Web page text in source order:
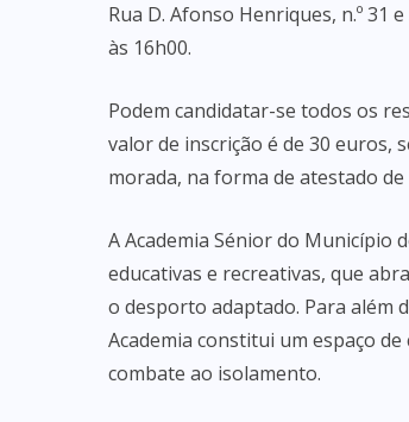
Rua D. Afonso Henriques, n.º 31
às 16h00.
Podem candidatar-se todos os
valor de inscrição é de 30 euros,
morada, na forma de atestado
A Academia Sénior do Município
educativas e recreativas, que
o desporto adaptado. Para além
Academia constitui um espaço
combate ao isolamento.